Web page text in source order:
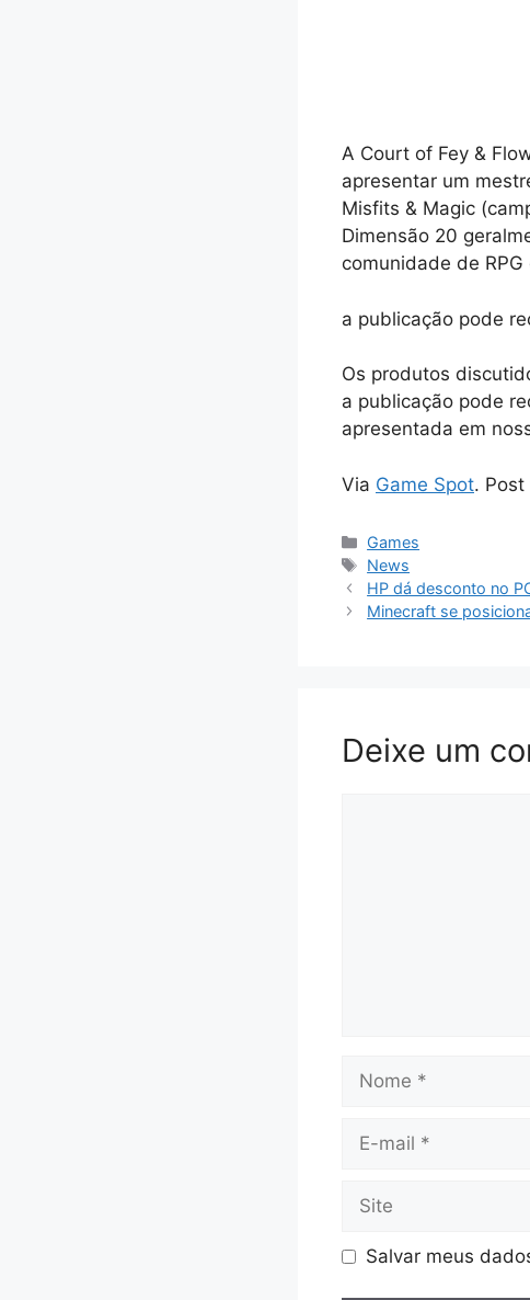
A Court of Fey &
apresentar um
Misfits & Magic
Dimensão 20
comunidade de
a publicação pode
Os produtos
a publicação pode
apresentada em
Via Game Spot.
Categorias
Games
Tags
News
HP dá desconto no
Minecraft se
Deixe um
mail
Salvar meus